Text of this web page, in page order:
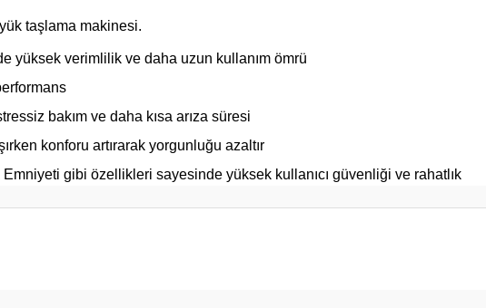
taşlama makinesi.
yüksek verimlilik ve daha uzun kullanım ömrü
bakım ve daha kısa arıza süresi
konforu artırarak yorgunluğu azaltır
gibi özellikleri sayesinde yüksek kullanıcı güvenliği ve rahatlık